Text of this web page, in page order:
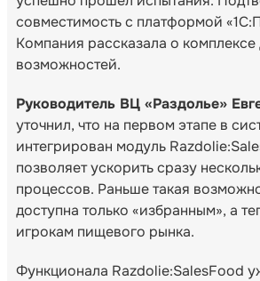
совместимость с платформой
Компания рассказала о
возможностей.
Руководитель ВЦ «Раздолье»
уточнил, что на первом этапе в
интегрирован модуль
позволяет ускорить сразу
процессов. Раньше такая
доступна только «избранным», а
игрокам пищевого рынка.
Функционала Razdolie:SalesFood